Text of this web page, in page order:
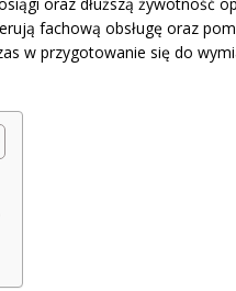
fachową obsługę oraz
w przygotowanie się do